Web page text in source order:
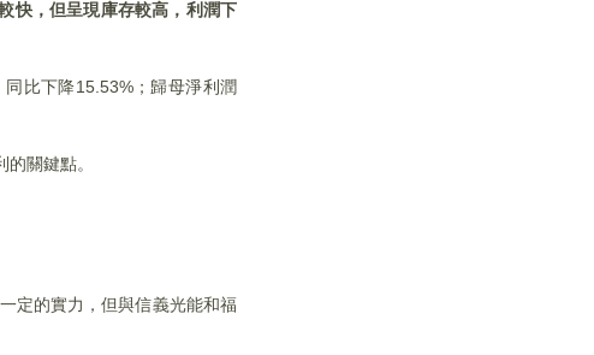
快，但呈現庫存較高，利潤下
比下降15.53%；歸母淨利潤
關鍵點。
定的實力，但與信義光能和福